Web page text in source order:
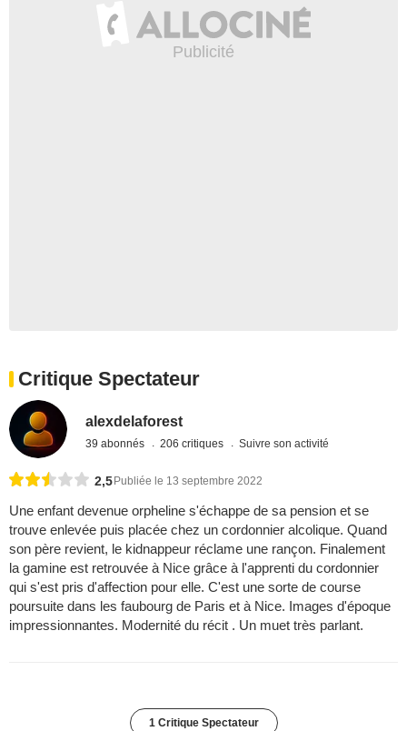
Critique Spectateur
alexdelaforest
39 abonnés 206 critiques Suivre son activité
2,5 Publiée le 13 septembre 2022
Une enfant devenue orpheline s'échappe de sa pension et se
trouve enlevée puis placée chez un cordonnier alcolique. Quand
son père revient, le kidnappeur réclame une rançon. Finalement
la gamine est retrouvée à Nice grâce à l'apprenti du cordonnier
qui s'est pris d'affection pour elle. C'est une sorte de course
poursuite dans les faubourg de Paris et à Nice. Images d'époque
impressionnantes. Modernité du récit . Un muet très parlant.
1 Critique Spectateur